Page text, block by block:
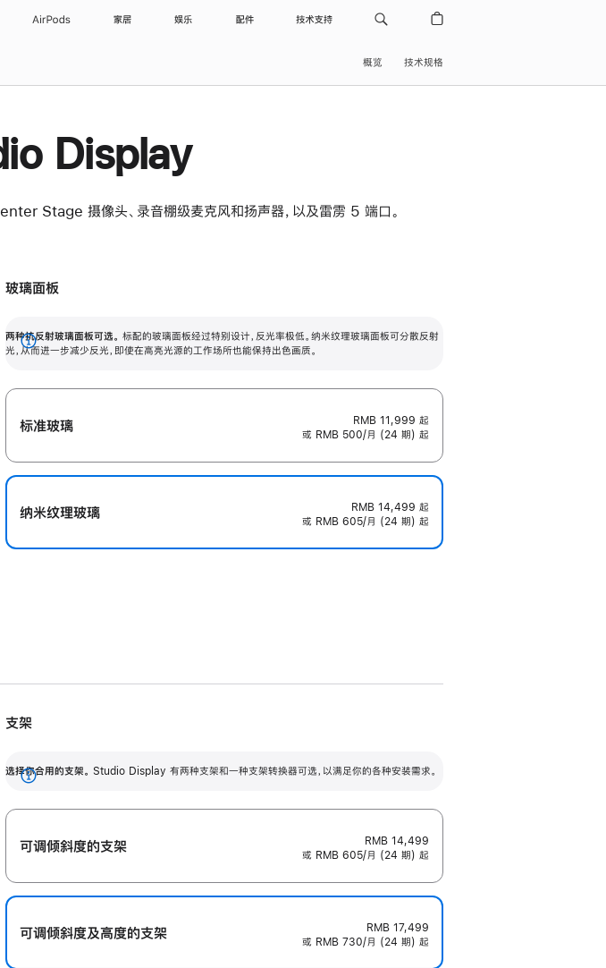
AirPods 家居 娱乐 配件 技术支持
概览 技术规格
Display
Stage 摄像头、录音棚级麦克风和扬声器，以及雷雳 5 端口。
使用，也能保持出色画质。
玻璃面板
两种抗反射玻璃面板可选。 标配的玻璃面板经过特别设计，反光率极低。纳米纹理玻璃面板可分散反射
光，从而进一步减少反光，即使在高亮光源的工作场所也能保持出色画质。
展
标准玻璃 RMB 11,999 起
或 RMB 500/月 (24 期) 起
纳米纹理玻璃 RMB 14,499 起
或 RMB 605/月 (24 期) 起
调节范围。
毫米的高度调节范围。
支架
选择你合用的支架。 Studio Display 有两种支架和一种支架转换器可选，以满足你的各种安装需求。
展
开
可调倾斜度的支架
RMB 14,499
或 RMB 605/月 (24 期) 起
可调倾斜度及高‍度的支‍架
RMB 17,499
或 RMB 730/月 (24 期) 起